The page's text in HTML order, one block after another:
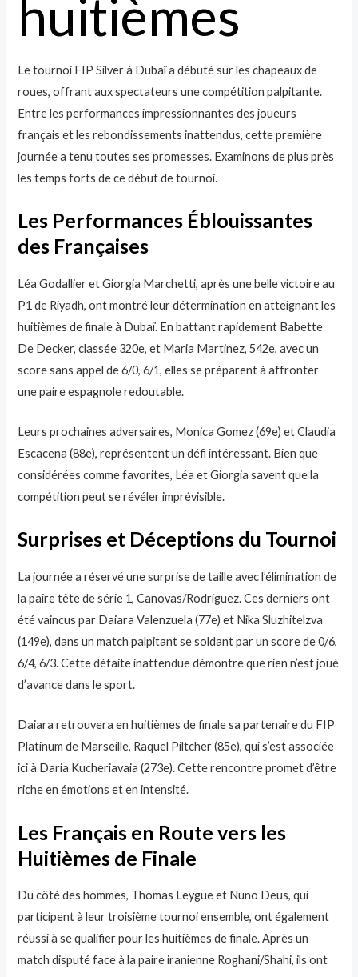
huitièmes
Le tournoi FIP Silver à Dubaï a débuté sur les chapeaux de
roues, offrant aux spectateurs une compétition palpitante.
Entre les performances impressionnantes des joueurs
français et les rebondissements inattendus, cette première
journée a tenu toutes ses promesses. Examinons de plus près
les temps forts de ce début de tournoi.
Les Performances Éblouissantes
des Françaises
Léa Godallier et Giorgia Marchetti, après une belle victoire au
P1 de Riyadh, ont montré leur détermination en atteignant les
huitièmes de finale à Dubaï. En battant rapidement Babette
De Decker, classée 320e, et Maria Martinez, 542e, avec un
score sans appel de 6/0, 6/1, elles se préparent à affronter
une paire espagnole redoutable.
Leurs prochaines adversaires, Monica Gomez (69e) et Claudia
Escacena (88e), représentent un défi intéressant. Bien que
considérées comme favorites, Léa et Giorgia savent que la
compétition peut se révéler imprévisible.
Surprises et Déceptions du Tournoi
La journée a réservé une surprise de taille avec l’élimination de
la paire tête de série 1, Canovas/Rodriguez. Ces derniers ont
été vaincus par Daiara Valenzuela (77e) et Nika Sluzhitelzva
(149e), dans un match palpitant se soldant par un score de 0/6,
6/4, 6/3. Cette défaite inattendue démontre que rien n’est joué
d’avance dans le sport.
Daiara retrouvera en huitièmes de finale sa partenaire du FIP
Platinum de Marseille, Raquel Piltcher (85e), qui s’est associée
ici à Daria Kucheriavaia (273e). Cette rencontre promet d’être
riche en émotions et en intensité.
Les Français en Route vers les
Huitièmes de Finale
Du côté des hommes, Thomas Leygue et Nuno Deus, qui
participent à leur troisième tournoi ensemble, ont également
réussi à se qualifier pour les huitièmes de finale. Après un
match disputé face à la paire iranienne Roghani/Shahi, ils ont